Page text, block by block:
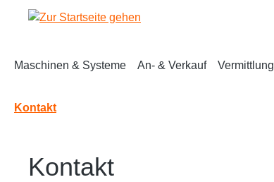
Hauptinhalt springen
Zur Suche springen
Zur Hauptnavigation springen
Maschinen & Systeme An- & Verkauf Vermittlung
Kontakt
Kontakt